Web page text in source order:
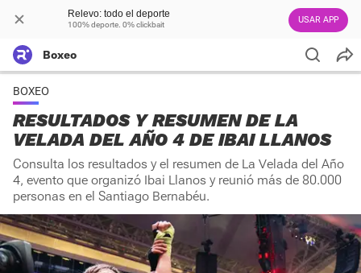
Relevo: todo el deporte
100% deporte. 0% clickbait USAR APP
Boxeo
BOXEO
RESULTADOS Y RESUMEN DE LA
VELADA DEL AÑO 4 DE IBAI LLANOS
Consulta los resultados y el resumen de La Velada del Año
4, evento que organizó Ibai Llanos y reunió más de 80.000
personas en el Santiago Bernabéu.